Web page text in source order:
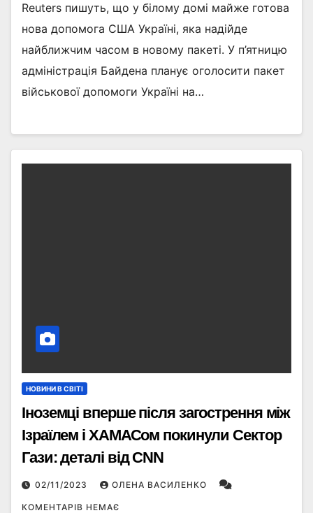
Reuters пишуть, що у білому домі майже готова
нова допомога США Україні, яка надійде
найближчим часом в новому пакеті. У п’ятницю
адміністрація Байдена планує оголосити пакет
військової допомоги Україні на…
НОВИНИ В СВІТІ
Іноземці вперше після загострення між
Ізраїлем і ХАМАСом покинули Сектор
Гази: деталі від CNN
02/11/2023 ОЛЕНА ВАСИЛЕНКО
КОМЕНТАРІВ НЕМАЄ